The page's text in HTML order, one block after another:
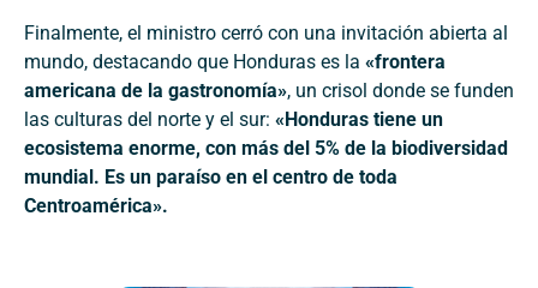
Finalmente, el ministro cerró con una invitación abierta al
mundo, destacando que Honduras es la «frontera
americana de la gastronomía», un crisol donde se funden
las culturas del norte y el sur: «Honduras tiene un
ecosistema enorme, con más del 5% de la biodiversidad
mundial. Es un paraíso en el centro de toda
Centroamérica».